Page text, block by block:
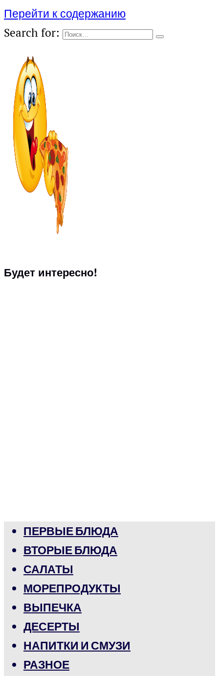
Перейти к содержанию
Search for:
Будет интересно!
ПЕРВЫЕ БЛЮДА
ВТОРЫЕ БЛЮДА
САЛАТЫ
МОРЕПРОДУКТЫ
ВЫПЕЧКА
ДЕСЕРТЫ
НАПИТКИ И СМУЗИ
РАЗНОЕ